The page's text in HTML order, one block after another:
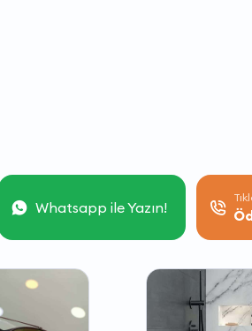
Whatsapp ile Yazın!